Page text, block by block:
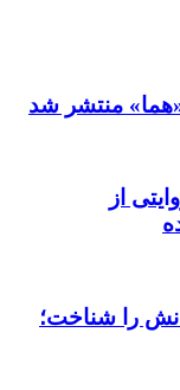
منتشر شد
از
را شناخت؛